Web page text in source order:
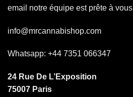
email notre équipe est prête à
info@mrcannabishop.com
Whatsapp: +44 7351 066347
24 Rue De L’Exposition
75007 Paris